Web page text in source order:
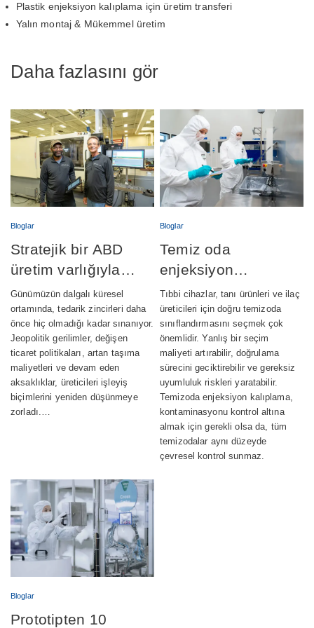
Plastik enjeksiyon kalıplama için üretim transferi
Yalın montaj & Mükemmel üretim
Daha fazlasını gör
Bloglar
Stratejik bir ABD
üretim varlığıyla
tedarik zincirlerini
güçlendirmek
Günümüzün dalgalı küresel
ortamında, tedarik zincirleri daha
önce hiç olmadığı kadar sınanıyor.
Jeopolitik gerilimler, değişen
ticaret politikaları, artan taşıma
maliyetleri ve devam eden
aksaklıklar, üreticileri işleyiş
biçimlerini yeniden düşünmeye
zorladı.…
Bloglar
Temiz oda
enjeksiyon
kalıplama: Sınıf 7 ve
Sınıf 8 –
Aralarındaki fark
nedir?
Tıbbi cihazlar, tanı ürünleri ve ilaç
üreticileri için doğru temizoda
sınıflandırmasını seçmek çok
önemlidir. Yanlış bir seçim
maliyeti artırabilir, doğrulama
sürecini geciktirebilir ve gereksiz
uyumluluk riskleri yaratabilir.
Temizoda enjeksiyon kalıplama,
kontaminasyonu kontrol altına
almak için gerekli olsa da, tüm
temizodalar aynı düzeyde
çevresel kontrol sunmaz.
Bloglar
Prototipten 10